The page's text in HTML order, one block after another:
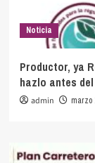
Noticia
Productor, ya
hazlo antes
admin marzo